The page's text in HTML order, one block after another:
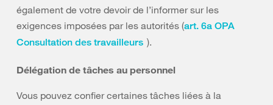
également de votre devoir de l’informer sur les
exigences imposées par les autorités (art. 6a OPA
Consultation des travailleurs ).
Délégation de tâches au personnel
Vous pouvez confier certaines tâches liées à la